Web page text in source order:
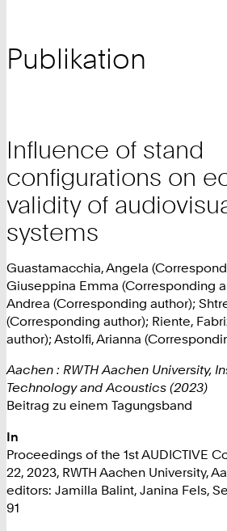
Publikation
Influence of stand
configurations on
validity of
systems
Guastamacchia, Angela
Giuseppina Emma (Corresponding
Andrea (Corresponding author);
(Corresponding author); Riente,
author); Astolfi, Arianna
Aachen : RWTH Aachen University,
Technology and Acoustics (2023)
Beitrag zu einem Tagungsband
In
Proceedings of the 1st AUDICTIVE
22, 2023, RWTH Aachen University,
editors: Jamilla Balint, Janina Fels,
91